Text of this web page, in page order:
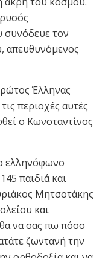
τον
απευθυνόμενος
Έλληνας
περιοχές αυτές
ο Κωνσταντίνος
ελληνόφωνο
παιδιά και
Μητσοτάκης
και
να σας πω πόσο
ζωντανή την